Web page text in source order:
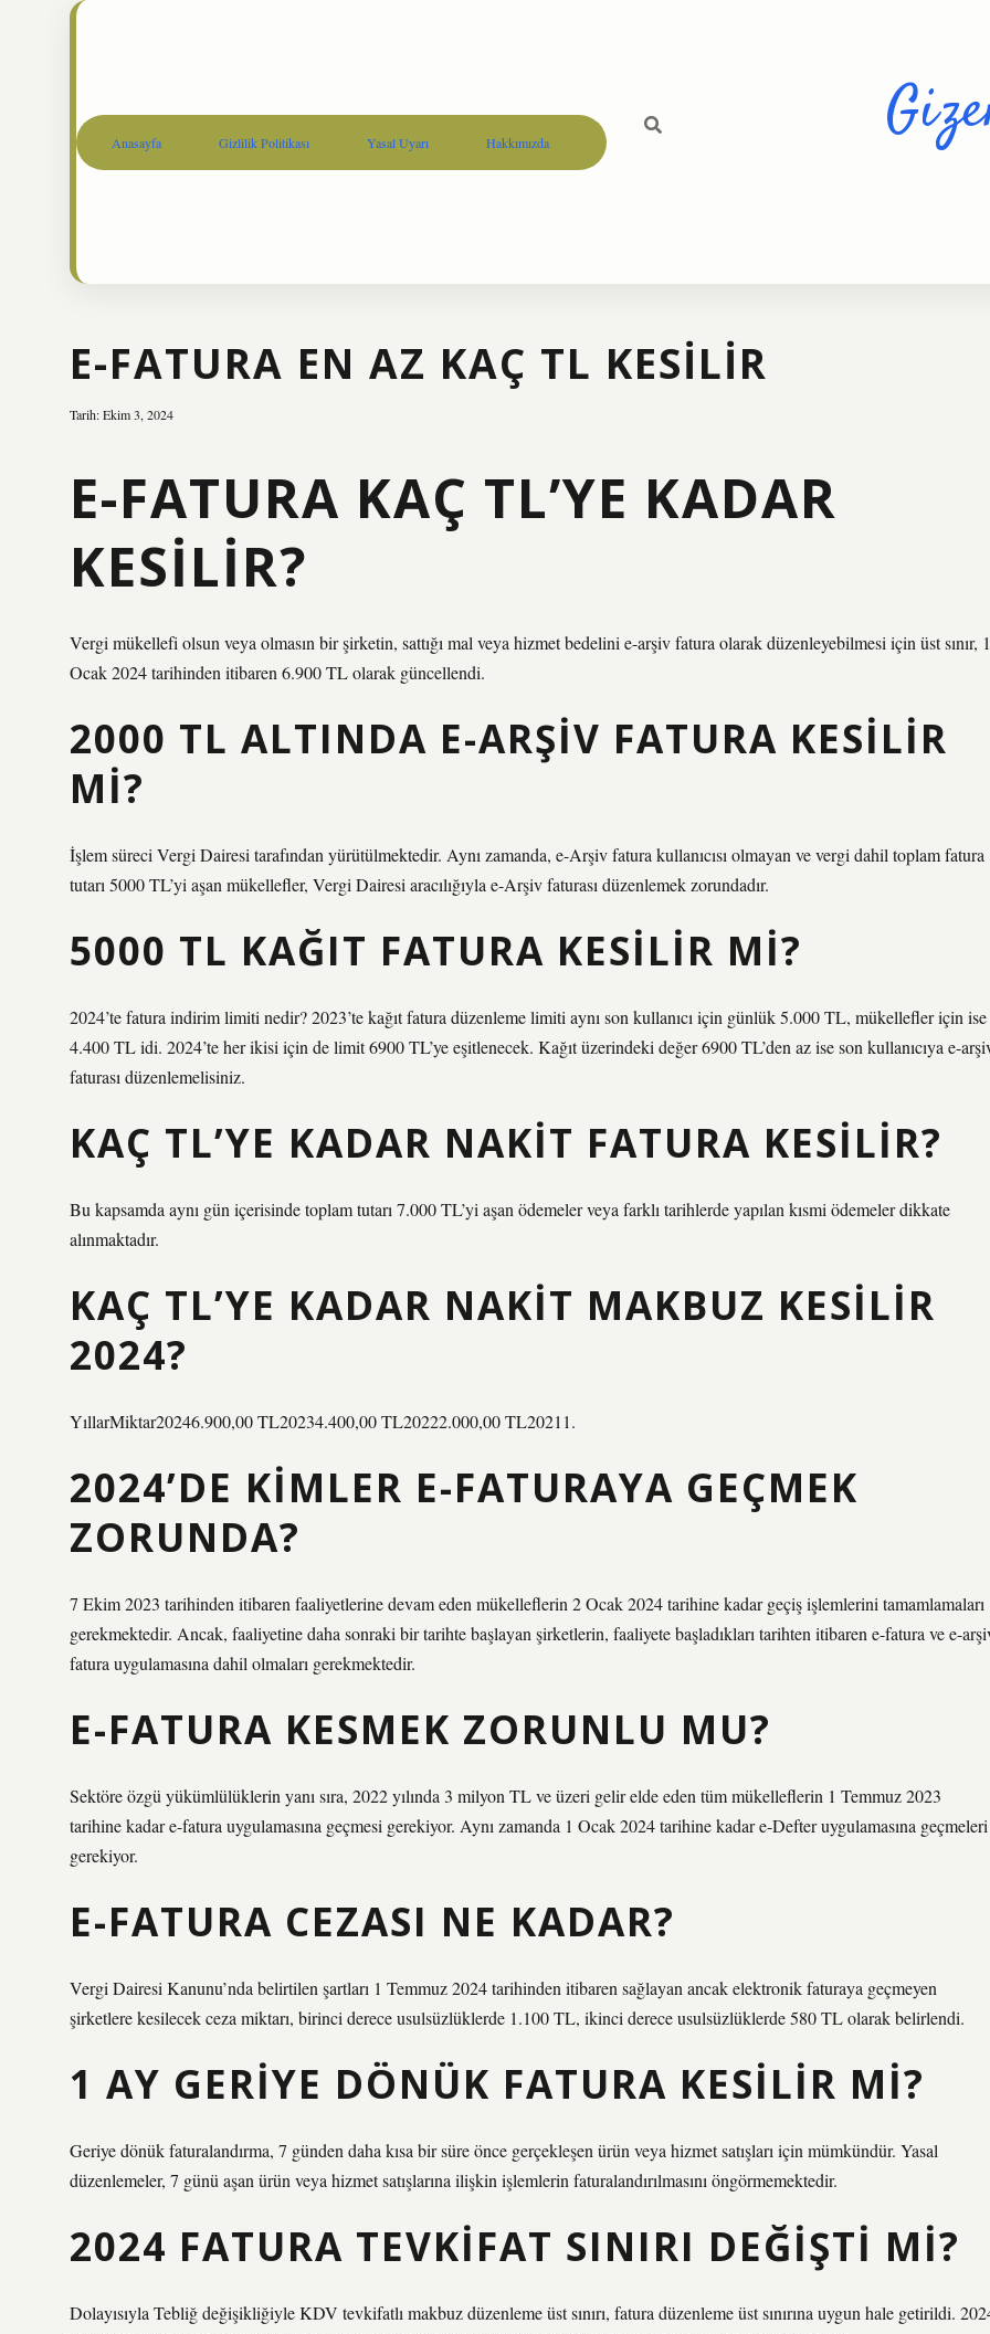
Anasayfa Gizlilik Politikası Yasal Uyarı Hakkımızda
E-FATURA EN AZ KAÇ TL KESILIR
Tarih: Ekim 3, 2024
E-FATURA KAÇ TL’YE KADAR
KESILIR?
Vergi mükellefi olsun veya olmasın bir şirketin, sattığı mal veya hizmet bedelini e-arşiv fatura olarak düzenleyebilmesi için üst sınır, 1
Ocak 2024 tarihinden itibaren 6.900 TL olarak güncellendi.
2000 TL ALTINDA E-ARŞIV FATURA KESILIR
MI?
İşlem süreci Vergi Dairesi tarafından yürütülmektedir. Aynı zamanda, e-Arşiv fatura kullanıcısı olmayan ve vergi dahil toplam fatura
tutarı 5000 TL’yi aşan mükellefler, Vergi Dairesi aracılığıyla e-Arşiv faturası düzenlemek zorundadır.
5000 TL KAĞIT FATURA KESILIR MI?
2024’te fatura indirim limiti nedir? 2023’te kağıt fatura düzenleme limiti aynı son kullanıcı için günlük 5.000 TL, mükellefler için ise
4.400 TL idi. 2024’te her ikisi için de limit 6900 TL’ye eşitlenecek. Kağıt üzerindeki değer 6900 TL’den az ise son kullanıcıya e-
faturası düzenlemelisiniz.
KAÇ TL’YE KADAR NAKIT FATURA KESILIR?
Bu kapsamda aynı gün içerisinde toplam tutarı 7.000 TL’yi aşan ödemeler veya farklı tarihlerde yapılan kısmi ödemeler dikkate
alınmaktadır.
KAÇ TL’YE KADAR NAKIT MAKBUZ KESILIR
2024?
YıllarMiktar20246.900,00 TL20234.400,00 TL20222.000,00 TL20211.
2024’DE KIMLER E-FATURAYA GEÇMEK
ZORUNDA?
7 Ekim 2023 tarihinden itibaren faaliyetlerine devam eden mükelleflerin 2 Ocak 2024 tarihine kadar geçiş işlemlerini tamamlamaları
gerekmektedir. Ancak, faaliyetine daha sonraki bir tarihte başlayan şirketlerin, faaliyete başladıkları tarihten itibaren e-fatura ve e-
fatura uygulamasına dahil olmaları gerekmektedir.
E-FATURA KESMEK ZORUNLU MU?
Sektöre özgü yükümlülüklerin yanı sıra, 2022 yılında 3 milyon TL ve üzeri gelir elde eden tüm mükelleflerin 1 Temmuz 2023
tarihine kadar e-fatura uygulamasına geçmesi gerekiyor. Aynı zamanda 1 Ocak 2024 tarihine kadar e-Defter uygulamasına geçmeleri
gerekiyor.
E-FATURA CEZASI NE KADAR?
Vergi Dairesi Kanunu’nda belirtilen şartları 1 Temmuz 2024 tarihinden itibaren sağlayan ancak elektronik faturaya geçmeyen
şirketlere kesilecek ceza miktarı, birinci derece usulsüzlüklerde 1.100 TL, ikinci derece usulsüzlüklerde 580 TL olarak belirlendi.
1 AY GERIYE DÖNÜK FATURA KESILIR MI?
Geriye dönük faturalandırma, 7 günden daha kısa bir süre önce gerçekleşen ürün veya hizmet satışları için mümkündür. Yasal
düzenlemeler, 7 günü aşan ürün veya hizmet satışlarına ilişkin işlemlerin faturalandırılmasını öngörmemektedir.
2024 FATURA TEVKIFAT SINIRI DEĞIŞTI MI?
Dolayısıyla Tebliğ değişikliğiyle KDV tevkifatlı makbuz düzenleme üst sınırı, fatura düzenleme üst sınırına uygun hale getirildi.